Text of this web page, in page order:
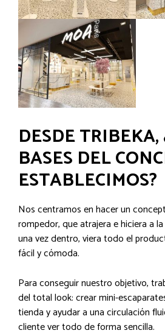
DESDE TRIBEKA,
BASES DEL
ESTABLECIMOS?
Nos centramos en hacer un
rompedor, que atrajera e hiciera a
una vez dentro, viera todo el
fácil y cómoda.
Para conseguir nuestro objetivo,
del total look: crear mini-
tienda y ayudar a una circulación
cliente ver todo de forma sencilla.